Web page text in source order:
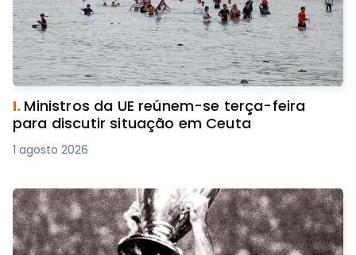
I. Ministros da UE reúnem-se terça-feira
para discutir situação em Ceuta
1 agosto 2026